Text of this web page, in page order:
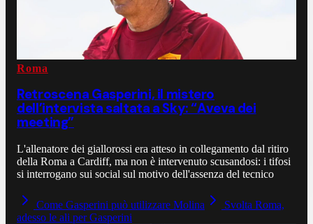
Roma
Retroscena Gasperini, il mistero
dell’intervista saltata a Sky: “Aveva dei
meeting”
L'allenatore dei giallorossi era atteso in collegamento dal ritiro
della Roma a Cardiff, ma non è intervenuto scusandosi: i tifosi
si interrogano sui social sul motivo dell'assenza del tecnico
Come Gasperini può utilizzare Molina
Svolta Roma,
adesso le ali per Gasperini